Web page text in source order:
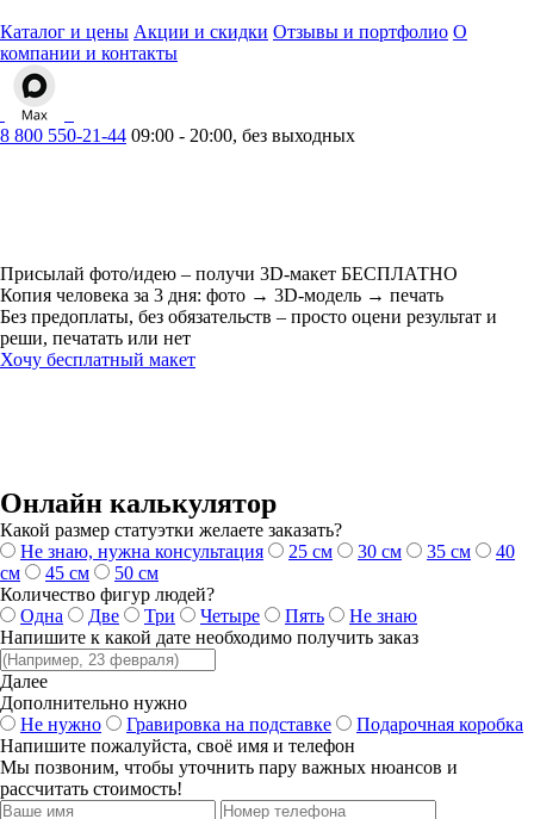
Каталог и цены Акции и скидки Отзывы и портфолио О
компании и контакты
8 800 550-21-44 09:00 - 20:00, без выходных
Присылай фото/идею – получи 3D-макет БЕСПЛАТНО
Копия человека за 3 дня: фото → 3D-модель → печать
Без предоплаты, без обязательств – просто оцени результат и
реши, печатать или нет
Хочу бесплатный макет
Онлайн калькулятор
Какой размер статуэтки желаете заказать?
Не знаю, нужна консультация
25 см 30 см 35 см
40
см
45 см
50 см
Количество фигур людей?
Одна
Две Три Четыре Пять
Не знаю
Напишите к какой дате необходимо получить заказ
Далее
Дополнительно нужно
Не нужно
Гравировка на подставке
Подарочная коробка
Напишите пожалуйста, своё имя и телефон
Мы позвоним, чтобы уточнить пару важных нюансов и
рассчитать стоимость!